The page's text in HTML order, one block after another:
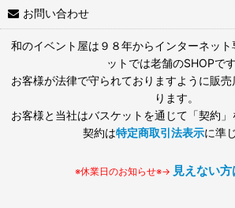
お問い合わせ
和のイベント屋は９８年からインターネッ
ットでは老舗のSHOPです
お客様が法律で守られておりますように販
ります。
お客様と当社はバスケットを通じて「契約」
契約は特定商取引法表示に準
※休業日のお知らせ※→ 見えない